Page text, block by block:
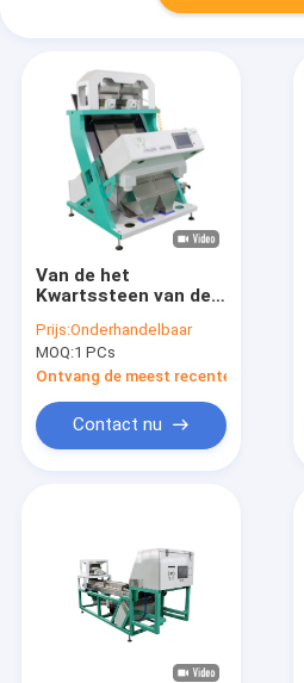
Van de het
Kwartssteen van de
Sorteermachine de
Kleurenseparator
Prijs:Onderhandelbaar
MOQ:1 PCs
Ontvang de meest recente Prijs
Contact nu